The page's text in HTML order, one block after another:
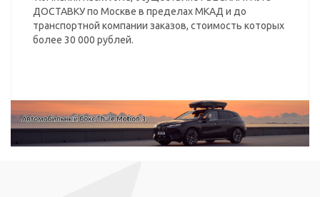
ДОСТАВКУ по Москве в пределах МКАД и до
транспортной компании заказов, стоимость которых
более 30 000 рублей.